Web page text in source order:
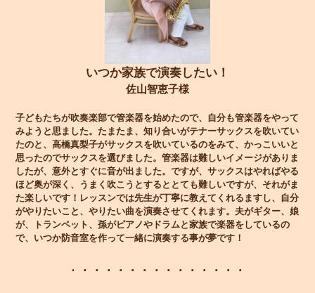
いつか家族で演奏したい！
佐山智恵子様
子どもたちが吹奏楽部で管楽器を始めたので、自分も管楽器をやって
みようと思ました。たまたま、知り合いがテナーサックスを吹いてい
たのと、高橋真梨子がサックスを吹いているのをみて、かっこいいと
思ったのでサックスを選びました。管楽器は難しいイメージがありま
したが、意外とすぐに音が出ました。ですが、サックスはやればやる
ほど奥が深く、うまく吹こうとするととても難しいですが、それがま
た楽しいです！レッスンでは先生が丁寧に教えてくれるますし、自分
がやりたいこと、やりたい曲を演奏させてくれます。夫がギター、娘
が、トランペット、孫がピアノやドラムと家族で楽器をしているの
で、いつか防音室を作って一緒に演奏する事が夢です！